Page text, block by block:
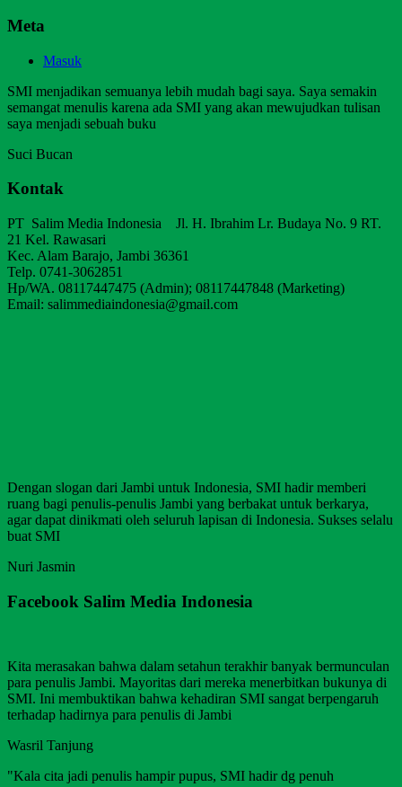
Meta
Masuk
SMI menjadikan semuanya lebih mudah bagi saya. Saya semakin
semangat menulis karena ada SMI yang akan mewujudkan tulisan
saya menjadi sebuah buku
Suci Bucan
Kontak
PT Salim Media Indonesia Jl. H. Ibrahim Lr. Budaya No. 9 RT.
21 Kel. Rawasari
Kec. Alam Barajo, Jambi 36361
Telp. 0741-3062851
Hp/WA. 08117447475 (Admin); 08117447848 (Marketing)
Email: salimmediaindonesia@gmail.com
Dengan slogan dari Jambi untuk Indonesia, SMI hadir memberi
ruang bagi penulis-penulis Jambi yang berbakat untuk berkarya,
agar dapat dinikmati oleh seluruh lapisan di Indonesia. Sukses selalu
buat SMI
Nuri Jasmin
Facebook Salim Media Indonesia
Kita merasakan bahwa dalam setahun terakhir banyak bermunculan
para penulis Jambi. Mayoritas dari mereka menerbitkan bukunya di
SMI. Ini membuktikan bahwa kehadiran SMI sangat berpengaruh
terhadap hadirnya para penulis di Jambi
Wasril Tanjung
"Kala cita jadi penulis hampir pupus, SMI hadir dg penuh